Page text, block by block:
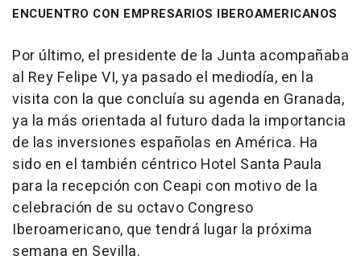
ENCUENTRO CON EMPRESARIOS IBEROAMERICANOS
Por último, el presidente de la Junta acompañaba
al Rey Felipe VI, ya pasado el mediodía, en la
visita con la que concluía su agenda en Granada,
ya la más orientada al futuro dada la importancia
de las inversiones españolas en América. Ha
sido en el también céntrico Hotel Santa Paula
para la recepción con Ceapi con motivo de la
celebración de su octavo Congreso
Iberoamericano, que tendrá lugar la próxima